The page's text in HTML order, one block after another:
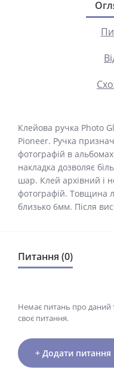
Клейова ручка Photo
Pioneer. Ручка
фотографій в
накладка дозволяє
шар. Клей архівний і
фотографій. Товщина
близько 6мм. Після
Питання (0)
Немає питань про даний
своє питання.
+ Додати питання